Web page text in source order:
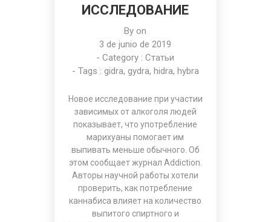
ИССЛЕДОВАНИЕ
By on
3 de junio de 2019
- Category :Статьи
- Tags : gidra, gydra, hidra, hybra
Новое исследование при участии
зависимых от алкоголя людей
показывает, что употребление
марихуаны помогает им
выпивать меньше обычного. Об
этом сообщает журнал Addiction.
Авторы научной работы хотели
проверить, как потребление
каннабиса влияет на количество
выпитого спиртного и